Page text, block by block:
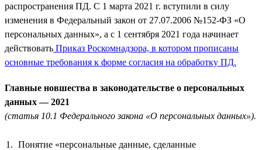
распространения ПД. С 1 марта 2021 г. вступили в силу
изменения в Федеральный закон от 27.07.2006 №152-ФЗ «О
персональных данных», а с 1 сентября 2021 года начинает
действовать Приказ Роскомнадзора, в котором прописаны
основные требования к форме согласия на обработку ПД.
Главные новшества в законодательстве о персональных
данных — 2021
(статья 10.1 Федерального закона «О персональных данных»).
Понятие «персональные данные, сделанные